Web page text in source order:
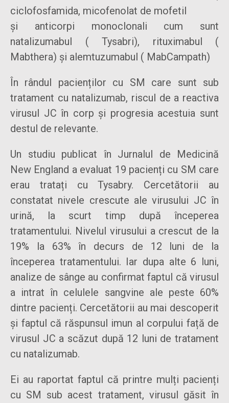
ciclofosfamida, micofenolat de mofetil
și anticorpi monoclonali cum sunt
natalizumabul ( Tysabri), rituximabul (
Mabthera) și alemtuzumabul ( MabCampath)
În rândul pacienților cu SM care sunt sub
tratament cu natalizumab, riscul de a reactiva
virusul JC în corp și progresia acestuia sunt
destul de relevante.
Un studiu publicat în Jurnalul de Medicină
New England a evaluat 19 pacienți cu SM care
erau tratați cu Tysabry. Cercetătorii au
constatat nivele crescute ale virusului JC în
urină, la scurt timp după începerea
tratamentului. Nivelul virusului a crescut de la
19% la 63% în decurs de 12 luni de la
începerea tratamentului. Iar dupa alte 6 luni,
analize de sânge au confirmat faptul că virusul
a intrat în celulele sangvine ale peste 60%
dintre pacienți. Cercetătorii au mai descoperit
și faptul că răspunsul imun al corpului față de
virusul JC a scăzut după 12 luni de tratament
cu natalizumab.
Ei au raportat faptul că printre mulți pacienți
cu SM sub acest tratament, virusul găsit în